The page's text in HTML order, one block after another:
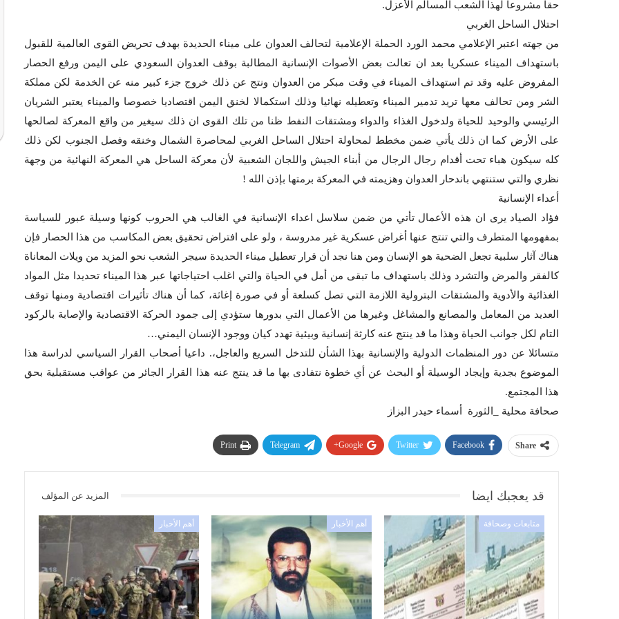
حقاً مشروعاً لهذا الشعب المسالم الأعزل.
احتلال الساحل الغربي
من جهته اعتبر الإعلامي محمد الورد الحملة الإعلامية لتحالف العدوان على ميناء الحديدة بهدف تحريض القوى العالمية للقبول
باستهداف الميناء عسكريا بعد ان تعالت بعض الأصوات الإنسانية المطالبة بوقف العدوان السعودي على اليمن ورفع الحصار
المفروض عليه وقد تم استهداف الميناء في وقت مبكر من العدوان ونتج عن ذلك خروج جزء كبير منه عن الخدمة لكن مملكة
الشر ومن تحالف معها تريد تدمير الميناء وتعطيله نهائيا وذلك استكمالا لخنق اليمن اقتصاديا خصوصا والميناء يعتبر الشريان
الرئيسي والوحيد للحياة ولدخول الغذاء والدواء ومشتقات النفط ظنا من تلك القوى ان ذلك سيغير من واقع المعركة لصالحها
على الأرض كما ان ذلك يأتي ضمن مخطط لمحاولة احتلال الساحل الغربي لمحاصرة الشمال وخنقه وفصل الجنوب لكن ذلك
كله سيكون هباء تحت أقدام رجال الرجال من أبناء الجيش واللجان الشعبية لأن معركة الساحل هي المعركة النهائية من وجهة
نظري والتي ستنتهي باندحار العدوان وهزيمته في المعركة برمتها بإذن الله !
أعداء الإنسانية
فؤاد الصياد يرى ان هذه الأعمال تأتي من ضمن سلاسل اعداء الإنسانية في الغالب هي الحروب كونها وسيلة عبور للسياسة
بمفهومها المتطرف والتي تنتج عنها أغراض عسكرية غير مدروسة ، ولو على افتراض تحقيق بعض المكاسب من هذا الحصار فإن
هناك آثار سلبية تجعل الضحية هو الإنسان ومن هنا نجد أن قرار تعطيل ميناء الحديدة سيجر الشعب نحو المزيد من ويلات المعاناة
كالفقر والمرض والتشرد وذلك باستهداف ما تبقى من أمل في الحياة والتي اغلب احتياجاتها عبر هذا الميناء تحديدا مثل المواد
الغذائية والأدوية والمشتقات البترولية اللازمة التي تصل كسلعة أو في صورة إغاثة، كما أن هناك تأثيرات اقتصادية ومنها توقف
العديد من المعامل والمصانع والمشاغل وغيرها من الأعمال التي بدورها ستؤدي إلى جمود الحركة الاقتصادية والإصابة بالركود
التام لكل جوانب الحياة وهذا ما قد ينتج عنه كارثة إنسانية وبيئية تهدد كيان ووجود الإنسان اليمني…
متسائلا عن دور المنظمات الدولية والإنسانية بهذا الشأن للتدخل السريع والعاجل،. داعيا أصحاب القرار السياسي لدراسة هذا
الموضوع بجدية وإيجاد الوسيلة أو البحث عن أي خطوة نتفادى بها ما قد ينتج عنه هذا القرار الجائر من عواقب مستقبلية بحق
هذا المجتمع.
صحافة محلية _الثورة أسماء حيدر البزاز
Share
Facebook
Twitter
Google+
Telegram
Print
قد يعجبك ايضا المزيد عن المؤلف
متابعات وصحافة أهم الأخبار أهم الأخبار